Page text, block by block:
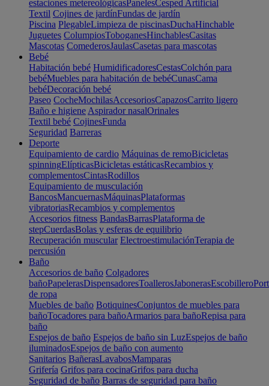
estaciones metereológicasPanelesCesped Artificial
Textil Cojines de jardínFundas de jardín
Piscina PlegableLimpieza de piscinasDuchaHinchable
Juguetes ColumpiosToboganesHinchablesCasitas
Mascotas ComederosJaulasCasetas para mascotas
Bebé
Habitación bebé HumidificadoresCestasColchón para
bebéMuebles para habitación de bebéCunasCama
bebéDecoración bebé
Paseo CocheMochilasAccesoriosCapazosCarrito ligero
Baño e higiene Aspirador nasalOrinales
Textil bebé CojinesFunda
Seguridad Barreras
Deporte
Equipamiento de cardio Máquinas de remoBicicletas
spinningElípticasBicicletas estáticasRecambios y
complementosCintasRodillos
Equipamiento de musculación
BancosMancuernasMáquinasPlataformas
vibratoriasRecambios y complementos
Accesorios fitness BandasBarrasPlataforma de
stepCuerdasBolas y esferas de equilibrio
Recuperación muscular ElectroestimulaciónTerapia de
percusión
Baño
Accesorios de baño Colgadores
bañoPapelerasDispensadoresToallerosJabonerasEscobillero
de ropa
Muebles de baño BotiquinesConjuntos de muebles para
bañoTocadores para bañoArmarios para bañoRepisa para
baño
Espejos de baño Espejos de baño sin LuzEspejos de baño
iluminadosEspejos de baño con aumento
Sanitarios BañerasLavabosMamparas
Grifería Grifos para cocinaGrifos para ducha
Seguridad de baño Barras de seguridad para baño